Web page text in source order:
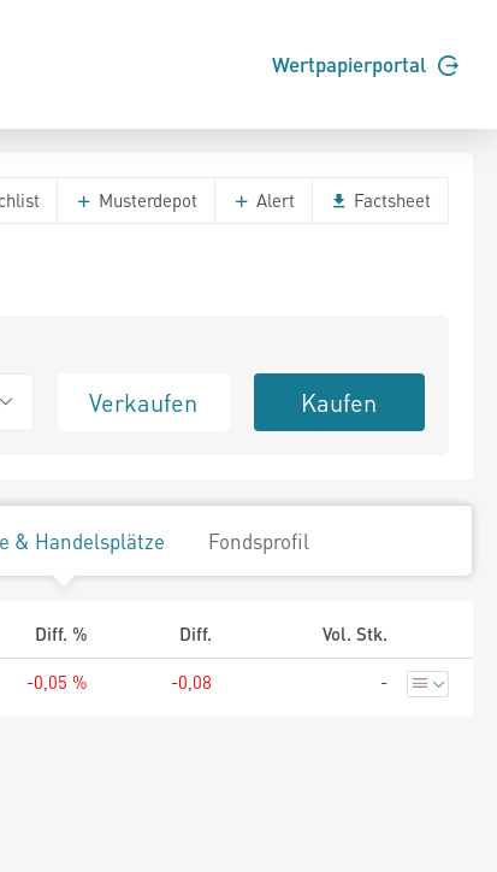
Wertpapierportal
Musterdepot Alert Factsheet
Verkaufen Kaufen
& Handelsplätze Fondsprofil
Diff. % Diff.
Vol. Stk.
-0,05 % -0,08 -